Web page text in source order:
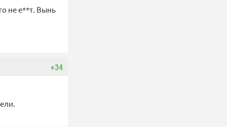
не е**т. Вынь
+34